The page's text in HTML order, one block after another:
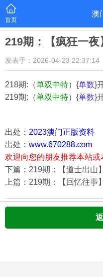
首页
澳
219期：【疯狂一夜
发表于：2026-04-23 22:37:14
218期:（单双中特）{单数}
219期:（单双中特）{单数}
出处： 2023澳门正版资料
出处： www.670288.com
欢迎向您的朋友推荐本站或
下篇：219期：【道士出山
上篇：219期：【回忆往事